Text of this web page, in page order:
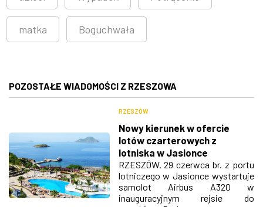
matka Boguchwała
POZOSTAŁE WIADOMOŚCI Z RZESZOWA
RZESZÓW
Nowy kierunek w ofercie
lotów czarterowych z
lotniska w Jasionce
RZESZÓW. 29 czerwca br. z portu
lotniczego w Jasionce wystartuje
samolot Airbus A320 w
inauguracyjnym rejsie do